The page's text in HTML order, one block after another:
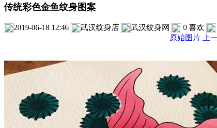
传统彩色金鱼纹身图案
2019-06-18 12:46 武汉纹身店 武汉纹身网 0 喜欢
原始图片 上